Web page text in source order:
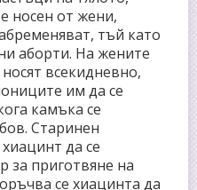
носен от жени,
тъй като
аборти. На жените
всекидневно,
им да се
камъка се
Старинен
да се
за приготвяне на
се хиацинта да